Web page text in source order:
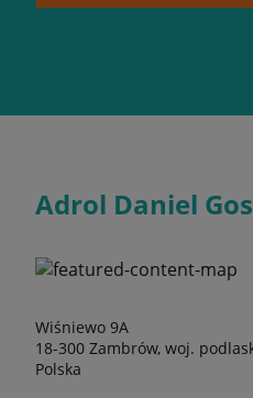
Adrol Daniel
Wiśniewo 9A
18-300 Zambrów, woj.
Polska